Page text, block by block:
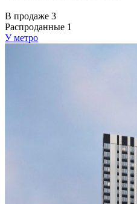
В продаже 3
Распроданные 1
У метро